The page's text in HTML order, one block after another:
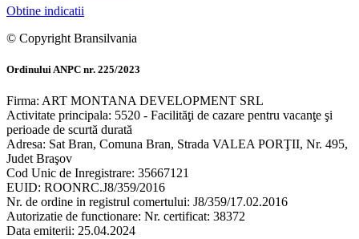
Obtine indicatii
© Copyright Bransilvania
Ordinului ANPC nr. 225/2023
Firma: ART MONTANA DEVELOPMENT SRL
Activitate principala: 5520 - Facilităţi de cazare pentru vacanţe şi
perioade de scurtă durată
Adresa: Sat Bran, Comuna Bran, Strada VALEA PORŢII, Nr. 495,
Judet Braşov
Cod Unic de Inregistrare: 35667121
EUID: ROONRC.J8/359/2016
Nr. de ordine in registrul comertului: J8/359/17.02.2016
Autorizatie de functionare: Nr. certificat: 38372
Data emiterii: 25.04.2024